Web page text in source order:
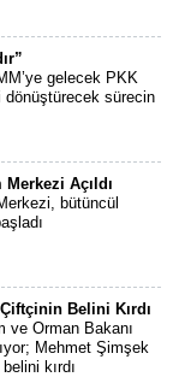
gelecek PKK
dönüştürecek sürecin
Açıldı
bütüncül
Belini Kırdı
ve Orman Bakanı
Mehmet Şimşek
kırdı